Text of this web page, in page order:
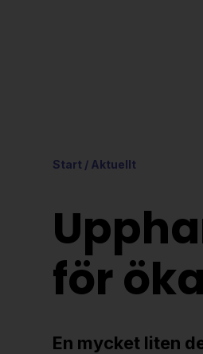
Start / Aktuellt
för
En mycket liten